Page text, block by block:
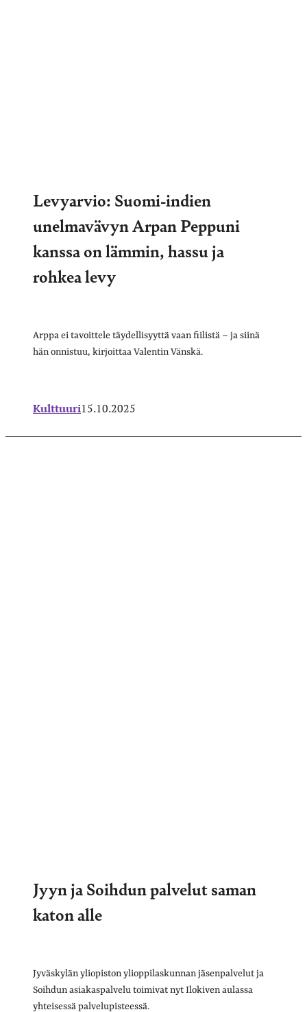
Levyarvio: Suomi-indien
unelmavävyn Arpan Peppuni
kanssa on lämmin, hassu ja
rohkea levy
Arppa ei tavoittele täydellisyyttä vaan fiilistä – ja siinä
hän onnistuu, kirjoittaa Valentin Vänskä.
Kulttuuri15.10.2025
Jyyn ja Soihdun palvelut saman
katon alle
Jyväskylän yliopiston ylioppilaskunnan jäsenpalvelut ja
Soihdun asiakaspalvelu toimivat nyt Ilokiven aulassa
yhteisessä palvelupisteessä.